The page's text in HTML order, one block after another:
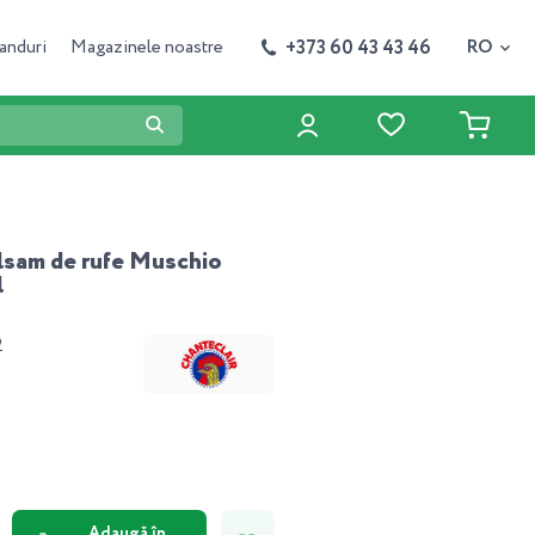
Magazinele noastre +373 60 43 43 46 RO
de rufe Muschio